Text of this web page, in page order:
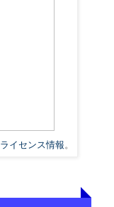
ライセンス情報 。